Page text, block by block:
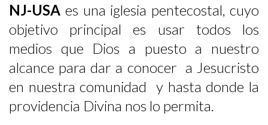
NJ-USA es una iglesia pentecostal, cuyo
objetivo principal es usar todos los
medios que Dios a puesto a nuestro
alcance para dar a conocer a Jesucristo
en nuestra comunidad y hasta donde la
providencia Divina nos lo permita.